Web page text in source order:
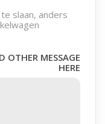
slaan, anders
OTHER MESSAGE
HERE